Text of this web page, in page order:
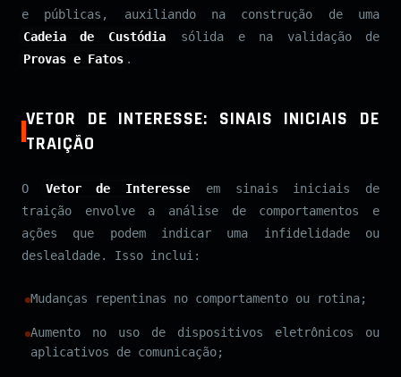
e públicas, auxiliando na construção de uma
Cadeia de Custódia
sólida e na validação de
Provas e Fatos .
VETOR DE INTERESSE: SINAIS INICIAIS DE
TRAIÇÃO
O Vetor de Interesse
em sinais iniciais de
traição envolve a análise de comportamentos e
ações que podem indicar uma infidelidade ou
deslealdade. Isso inclui:
Mudanças repentinas no comportamento ou rotina;
Aumento no uso de dispositivos eletrônicos ou
aplicativos de comunicação;